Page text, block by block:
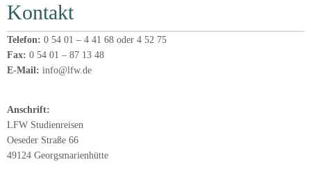
springen
Kontakt
Telefon: 0 54 01 – 4 41 68 oder 4 52 75
Fax: 0 54 01 – 87 13 48
E-Mail: info@lfw.de
Anschrift:
LFW Studienreisen
Oeseder Straße 66
49124 Georgsmarienhütte